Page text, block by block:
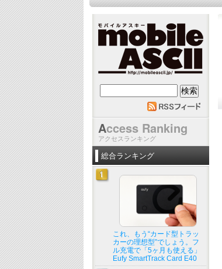
mobile ASCII
Access Ranking
アクセスランキング
総合ランキング
これ、もう“カード型トラッ
カーの理想型”でしょう。フ
ル充電で「5ヶ月も使える」
Eufy SmartTrack Card E40